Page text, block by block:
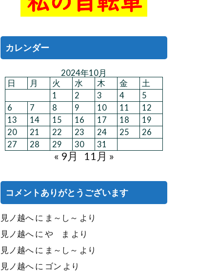
カレンダー
2024年10月
日
月 火 水 木 金
土
1
2 3 4
5
6
7 8 9 10 11
12
13
14 15 16 17 18
19
20
21 22 23 24 25
26
27
28 29 30 31
« 9月 11月 »
コメントありがとうございます
見ノ越へに ま～し～ より
見ノ越へに や ま より
見ノ越へに ま～し～ より
見ノ越へに ゴン より